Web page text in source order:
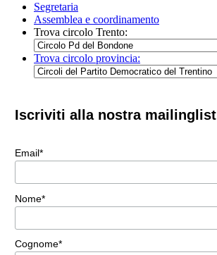
Segretaria
Assemblea e coordinamento
Trova circolo Trento:
Trova circolo provincia:
Iscriviti alla nostra mailinglist
Email*
Nome*
Cognome*